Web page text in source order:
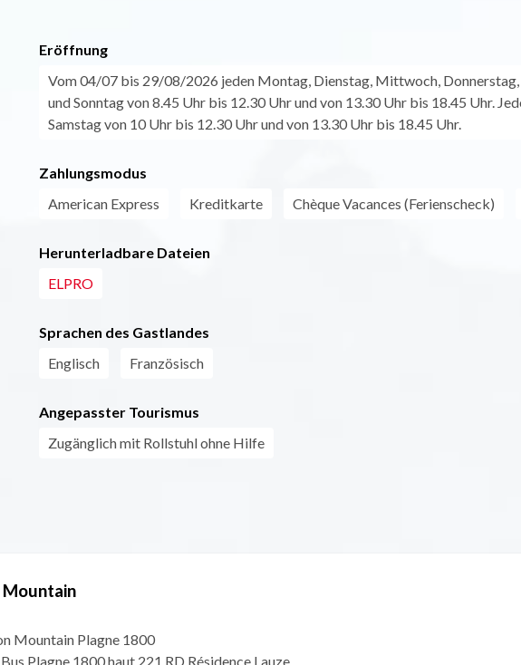
Eröffnung
Vom 04/07 bis 29/08/2026 jeden Montag, Dienstag, Mittwoch,
und Sonntag von 8.45 Uhr bis 12.30 Uhr und von 13.30 Uhr bis 18.45 Uhr.
Samstag von 10 Uhr bis 12.30 Uhr und von 13.30 Uhr bis 18.45 Uhr.
Zahlungsmodus
American Express
Kreditkarte Chèque Vacances (Ferienscheck)
Herunterladbare Dateien
ELPRO
Sprachen des Gastlandes
Englisch
Französisch
Angepasster Tourismus
Zugänglich mit Rollstuhl ohne Hilfe
Mountain Plagne 1800
Plagne 1800 haut 221 RD Résidence Lauze